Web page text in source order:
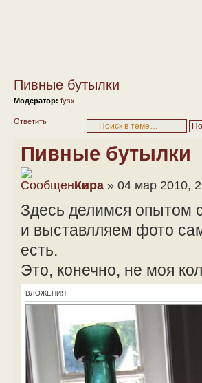
Пивные бутылки
Модератор: fysx
Ответить
Пивные бутылки
Кира » 04 мар 2010,
Здесь делимся опытом
и выставлляем фото
есть.
Это, конечно, не моя
ВЛОЖЕНИЯ